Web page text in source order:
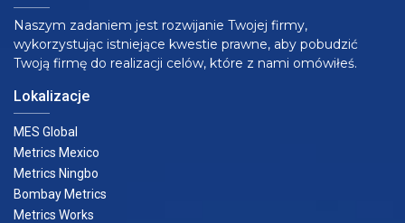
Naszym zadaniem jest rozwijanie Twojej firmy,
wykorzystując istniejące kwestie prawne, aby pobudzić
Twoją firmę do realizacji celów, które z nami omówiłeś.
Lokalizacje
MES Global
Metrics Mexico
Metrics Ningbo
Bombay Metrics
Metrics Works